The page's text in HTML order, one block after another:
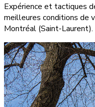
Expérience et tactiques
meilleures conditions de
Montréal (Saint-Laurent).